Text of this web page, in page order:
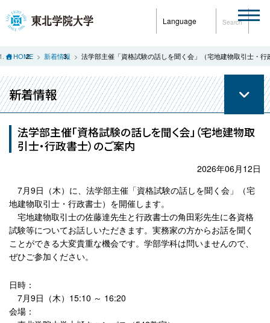
Language Search
HOME 新着情報 法学部主催「資格試験の話しを聞く会」（宅地建物取引士・行
新着情報
法学部主催「資格試験の話しを聞く会」（宅地建物取
引士・行政書士）のご案内
2026年06月12日
7月9日（木）に、法学部主催「資格試験の話しを聞く会」（宅
地建物取引士・行政書士）を開催します。
宅地建物取引士の佐藤達先生と行政書士の角田彩先生に各資格
試験等についてお話しいただきます。実務家の方からお話を聞く
ことができる大変貴重な機会です。学部学科は問いませんので、
ぜひご参加ください。
日時：
7月9日（木）15:10 ～ 16:20
会場：